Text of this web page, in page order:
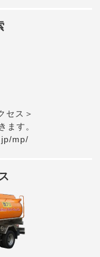
セス＞
ます。
mp/